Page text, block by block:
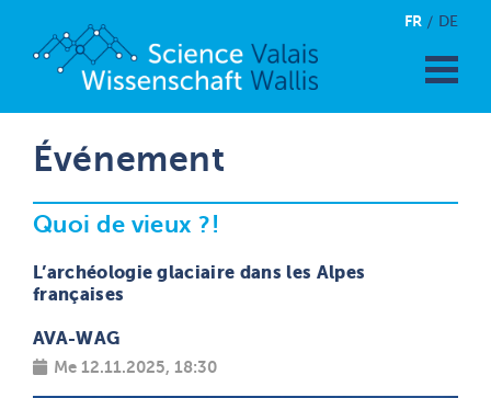
FR DE
Événement
Quoi de vieux ?!
L’archéologie glaciaire dans les Alpes
françaises
AVA-WAG
Me 12.11.2025, 18:30